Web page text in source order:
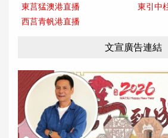
東莒猛澳港直播
東引中
西莒青帆港直播
文宣廣告連結